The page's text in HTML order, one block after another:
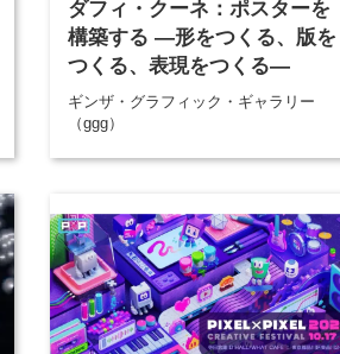
ダフィ・クーネ：ポスターを
構築する ―形をつくる、版を
つくる、表現をつくる―
ギンザ・グラフィック・ギャラリー
（ggg）